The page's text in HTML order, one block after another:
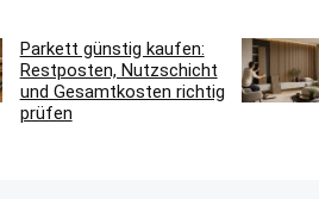
Parkett günstig kaufen:
Restposten, Nutzschicht
und Gesamtkosten richtig
prüfen